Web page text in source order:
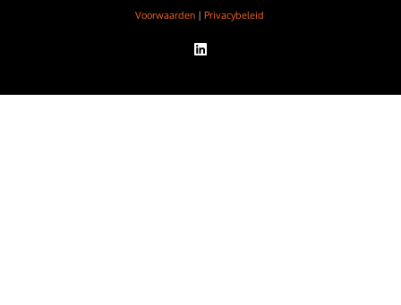
Voorwaarden| Privacybeleid